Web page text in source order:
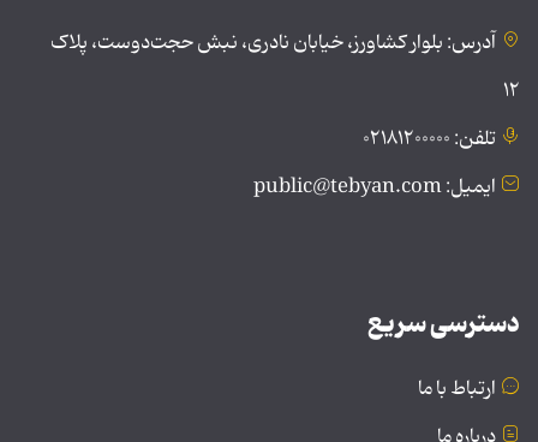
آدرس: بلوار کشاورز، خیابان نادری، نبش حجت‌دوست، پلاک
۱۲
تلفن: ۰۲۱۸۱۲۰۰۰۰۰
ایمیل: public@tebyan.com
دسترسی سریع
ارتباط با ما